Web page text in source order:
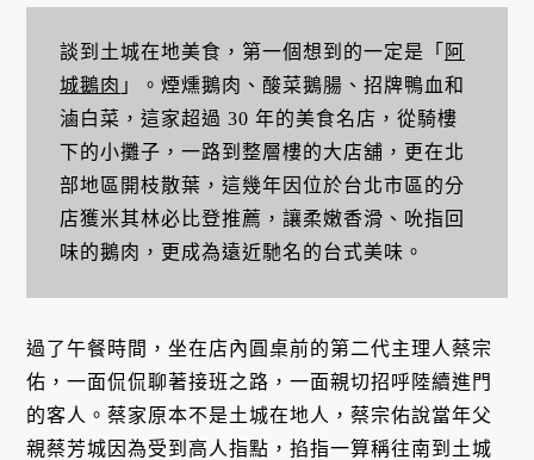
談到土城在地美食，第一個想到的一定是「 阿
城鵝肉 」。煙燻鵝肉、酸菜鵝腸、招牌鴨血和
滷白菜，這家超過 30 年的美食名店，從騎樓
下的小攤子，一路到整層樓的大店舖，更在北
部地區開枝散葉，這幾年因位於台北市區的分
店獲米其林必比登推薦，讓柔嫩香滑、吮指回
味的鵝肉，更成為遠近馳名的台式美味。
過了午餐時間，坐在店內圓桌前的第二代主理人蔡宗
佑，一面侃侃聊著接班之路，一面親切招呼陸續進門
的客人。蔡家原本不是土城在地人，蔡宗佑說當年父
親蔡芳城因為受到高人指點，掐指一算稱往南到土城